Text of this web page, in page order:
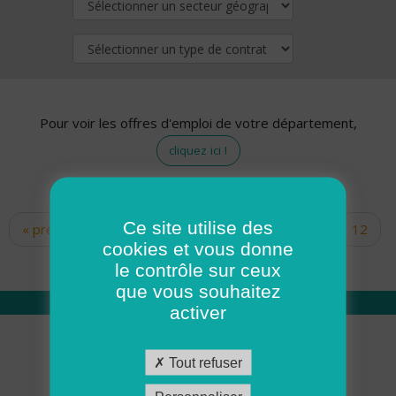
Pour voir les offres d'emploi de votre département,
cliquez ici !
Pages
« premier ‹ précédent … 10
12
14 15 16 17
Qui sommes nous
Académie ADMR
Ce site utilise des
cookies et vous donne
le contrôle sur ceux
que vous souhaitez
activer
Tout refuser